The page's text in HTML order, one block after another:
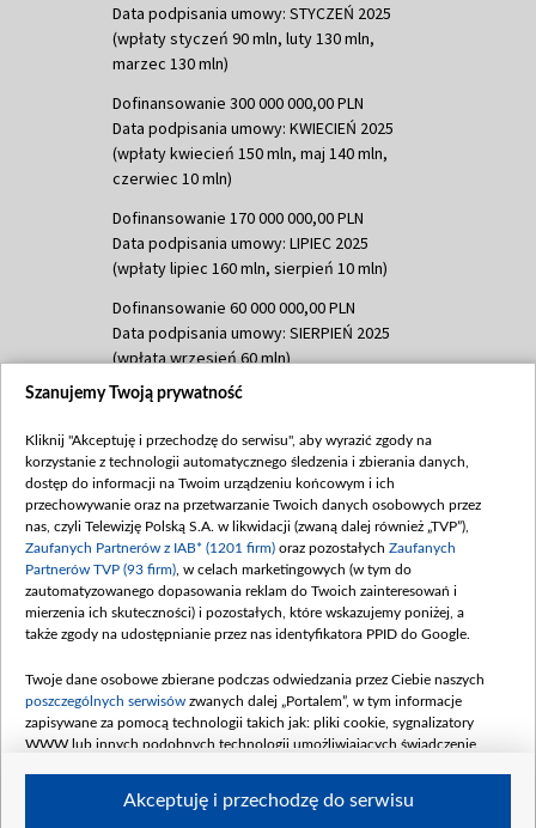
Data podpisania umowy: STYCZEŃ 2025
(wpłaty styczeń 90 mln, luty 130 mln,
marzec 130 mln)
Dofinansowanie 300 000 000,00 PLN
Data podpisania umowy: KWIECIEŃ 2025
(wpłaty kwiecień 150 mln, maj 140 mln,
czerwiec 10 mln)
Dofinansowanie 170 000 000,00 PLN
Data podpisania umowy: LIPIEC 2025
(wpłaty lipiec 160 mln, sierpień 10 mln)
Dofinansowanie 60 000 000,00 PLN
Data podpisania umowy: SIERPIEŃ 2025
(wpłata wrzesień 60 mln)
Dofinansowanie 635 783 051,21 PLN
(wpłata wrzesień 100 mln, październik 350
mln, listopad 265 mln)
Dofinansowanie 48 862 000,00 PLN
Data podpisania umowy: GRUDZIEŃ 2025
(wpłata grudzień 60,548 mln)
Dofinansowanie 900 000 000,00 PLN
Data podpisania umowy: LUTY 2026 (wpłata
kwiecień 180 mln, 7 maja 180 mln, 8
czerwca 90 mln)
Dofinansowanie 250 000 000,00 PLN
4 sierpnia 250 mln
Szanujemy Twoją prywatność
Kliknij "Akceptuję i przechodzę do serwisu", aby wyrazić zgody na
korzystanie z technologii automatycznego śledzenia i zbierania danych,
dostęp do informacji na Twoim urządzeniu końcowym i ich
przechowywanie oraz na przetwarzanie Twoich danych osobowych przez
nas, czyli Telewizję Polską S.A. w likwidacji (zwaną dalej również „TVP”),
Zaufanych Partnerów z IAB* (1201 firm) oraz pozostałych Zaufanych
Partnerów TVP (93 firm) , w celach marketingowych (w tym do
zautomatyzowanego dopasowania reklam do Twoich zainteresowań i
mierzenia ich skuteczności) i pozostałych, które wskazujemy poniżej, a
także zgody na udostępnianie przez nas identyfikatora PPID do Google.
Twoje dane osobowe zbierane podczas odwiedzania przez Ciebie naszych
poszczególnych serwisów zwanych dalej „Portalem”, w tym informacje
zapisywane za pomocą technologii takich jak: pliki cookie, sygnalizatory
WWW lub innych podobnych technologii umożliwiających świadczenie
Akceptuję i przechodzę do serwisu